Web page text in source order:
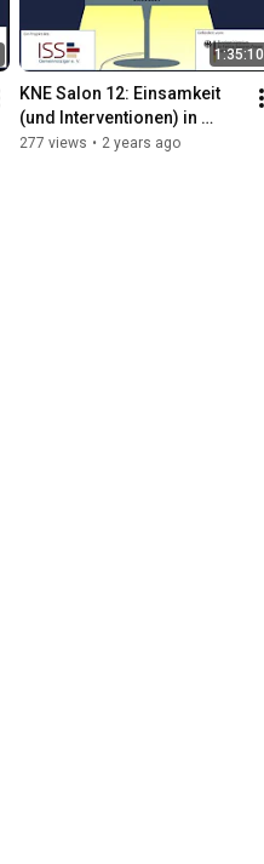
1:35:10
KNE Salon 12: Einsamkeit
(und Interventionen) in
digitalen Welten
277 views • 2 years ago